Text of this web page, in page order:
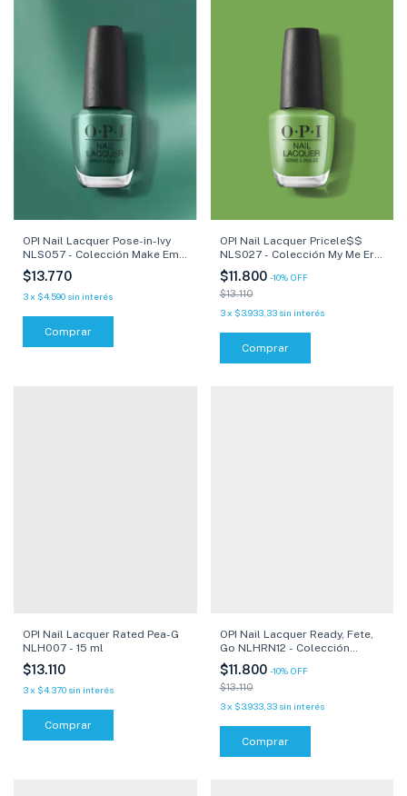
OPI Nail Lacquer Pose-in-Ivy
NLS057 - Colección Make Em
Jelly - 15 ml
$13.770
3x $4.590 sin interés
Comprar
OPI Nail Lacquer Pricele$$
NLS027 - Colección My Me Era
- 15 ml
$11.800 -10% OFF
$13.110
3 x $3.933,33 sin interés
Comprar
OPI Nail Lacquer Rated Pea-G
NLH007 - 15 ml
$13.110
3x $4.370 sin interés
Comprar
OPI Nail Lacquer Ready, Fete,
Go NLHRN12 - Colección
Celebration - 15 ml
$11.800 -10% OFF
$13.110
3 x $3.933,33 sin interés
Comprar